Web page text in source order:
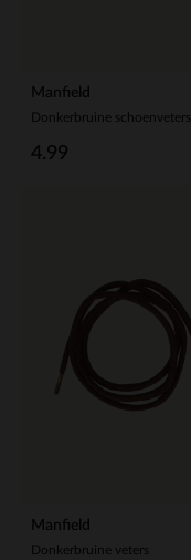
Manfield
4.99
Manfield
Donkerbruine veters